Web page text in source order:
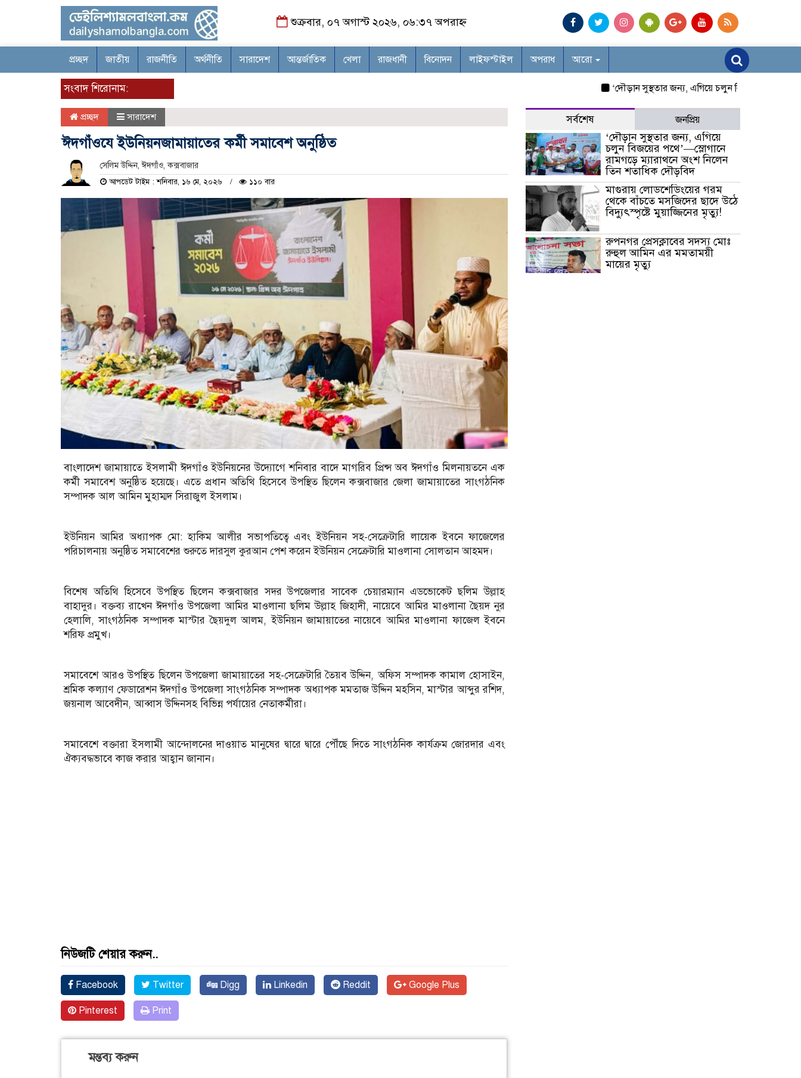
শুক্রবার, ০৭ অগাস্ট ২০২৬, ০৬:৩৭ অপরাহ্ন
প্রচ্ছদ জাতীয় রাজনীতি অর্থনীতি সারাদেশ আন্তর্জাতিক খেলা রাজধানী বিনোদন লাইফস্টাইল অপরাধ আরো
সংবাদ শিরোনাম: ‘দৌড়ান সুস্থতার জন্য, এগিয়ে চলুন বিজয়ের
প্রচ্ছদ সারাদেশ
ঈদগাঁওযে ইউনিয়নজামায়াতের কর্মী সমাবেশ অনুষ্ঠিত
সেলিম উদ্দিন, ঈদগাঁও, কক্সবাজার
আপডেট টাইম : শনিবার, ১৬ মে, ২০২৬ ১১০ বার
বাংলাদেশ জামায়াতে ইসলামী ঈদগাঁও ইউনিয়নের উদ্যোগে শনিবার বাদে মাগরিব প্রিন্স অব ঈদগাঁও মিলনায়তনে এক
কর্মী সমাবেশ অনুষ্ঠিত হয়েছে। এতে প্রধান অতিথি হিসেবে উপস্থিত ছিলেন কক্সবাজার জেলা জামায়াতের সাংগঠনিক
সম্পাদক আল আমিন মুহাম্মদ সিরাজুল ইসলাম।
ইউনিয়ন আমির অধ্যাপক মো: হাকিম আলীর সভাপতিত্বে এবং ইউনিয়ন সহ-সেক্রেটারি লায়েক ইবনে ফাজেলের
পরিচালনায় অনুষ্ঠিত সমাবেশের শুরুতে দারসুল কুরআন পেশ করেন ইউনিয়ন সেক্রেটারি মাওলানা সোলতান আহমদ।
বিশেষ অতিথি হিসেবে উপস্থিত ছিলেন কক্সবাজার সদর উপজেলার সাবেক চেয়ারম্যান এডভোকেট ছলিম উল্লাহ
বাহাদুর। বক্তব্য রাখেন ঈদগাঁও উপজেলা আমির মাওলানা ছলিম উল্লাহ জিহাদী, নায়েবে আমির মাওলানা ছৈয়দ নুর
হেলালি, সাংগঠনিক সম্পাদক মাস্টার ছৈয়দুল আলম, ইউনিয়ন জামায়াতের নায়েবে আমির মাওলানা ফাজেল ইবনে
শরিফ প্রমুখ।
সমাবেশে আরও উপস্থিত ছিলেন উপজেলা জামায়াতের সহ-সেক্রেটারি তৈয়ব উদ্দিন, অফিস সম্পাদক কামাল হোসাইন,
শ্রমিক কল্যাণ ফেডারেশন ঈদগাঁও উপজেলা সাংগঠনিক সম্পাদক অধ্যাপক মমতাজ উদ্দিন মহসিন, মাস্টার আব্দুর রশিদ,
জয়নাল আবেদীন, আব্বাস উদ্দিনসহ বিভিন্ন পর্যায়ের নেতাকর্মীরা।
সমাবেশে বক্তারা ইসলামী আন্দোলনের দাওয়াত মানুষের দ্বারে দ্বারে পৌঁছে দিতে সাংগঠনিক কার্যক্রম জোরদার এবং
ঐক্যবদ্ধভাবে কাজ করার আহ্বান জানান।
নিউজটি শেয়ার করুন..
Facebook Twitter Digg Linkedin Reddit Google Plus
Pinterest Print
মন্তব্য করুন
সর্বশেষ জনপ্রিয়
‘দৌড়ান সুস্থতার জন্য, এগিয়ে
চলুন বিজয়ের পথে’—স্লোগানে
রামগড়ে ম্যারাথনে অংশ নিলেন
তিন শতাধিক দৌড়বিদ
মাগুরায় লোডশেডিংয়ের গরম
থেকে বাঁচতে মসজিদের ছাদে উঠে
বিদ্যুৎস্পৃষ্টে মুয়াজ্জিনের মৃত্যু!
রুপনগর প্রেসক্লাবের সদস্য মোঃ
রুহুল আমিন এর মমতাময়ী
মায়ের মৃত্যু